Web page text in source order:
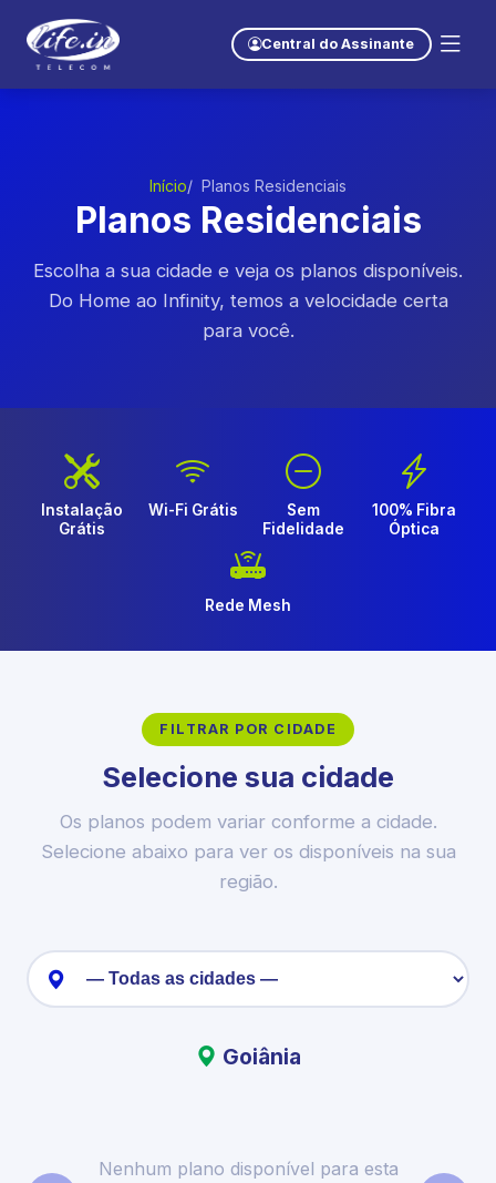
Central do Assinante
Início Planos Residenciais
Planos Residenciais
Escolha a sua cidade e veja os planos disponíveis.
Do Home ao Infinity, temos a velocidade certa
para você.
Instalação
Grátis
Wi-Fi Grátis
Sem
Fidelidade
100% Fibra
Óptica
Rede Mesh
FILTRAR POR CIDADE
Selecione sua cidade
Os planos podem variar conforme a cidade.
Selecione abaixo para ver os disponíveis na sua
região.
Goiânia
Nenhum plano disponível para esta